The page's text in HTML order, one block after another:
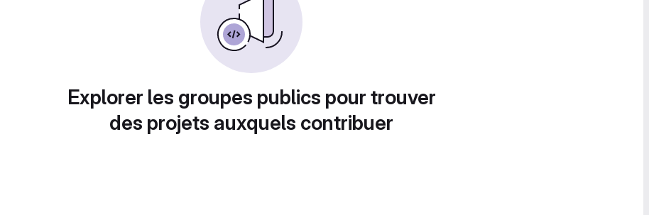
Explorer les groupes publics pour trouver
des projets auxquels contribuer